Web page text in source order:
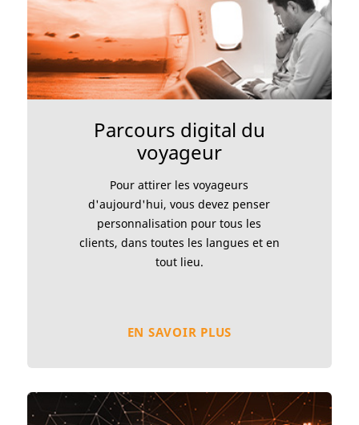
Parcours digital du
voyageur
Pour attirer les voyageurs
d'aujourd'hui, vous devez penser
personnalisation pour tous les
clients, dans toutes les langues et en
tout lieu.
EN SAVOIR PLUS